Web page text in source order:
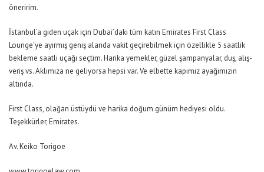
öneririm.
İstanbul’a giden uçak için Dubai’daki tüm katın Emirates First Class
Lounge’ye ayırmış geniş alanda vakit geçirebilmek için özellikle 5 saatlik
bekleme saatli uçağı seçtim. Harika yemekler, güzel şampanyalar, duş, alış-
veriş vs. Aklımıza ne geliyorsa hepsi var. Ve elbette kapımız ayağımızın
altında.
First Class, olağan üstüydü ve harika doğum günüm hediyesi oldu.
Teşekkürler, Emirates.
Av. Keiko Torigoe